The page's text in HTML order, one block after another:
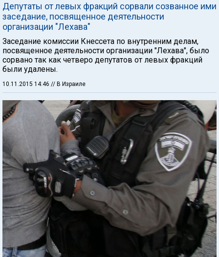
Депутаты от левых фракций сорвали созванное ими
заседание, посвященное деятельности
организации "Лехава"
Заседание комиссии Кнессета по внутренним делам,
посвященное деятельности организации "Лехава", было
сорвано так как четверо депутатов от левых фракций
были удалены.
10.11.2015 14:46 // В Израиле